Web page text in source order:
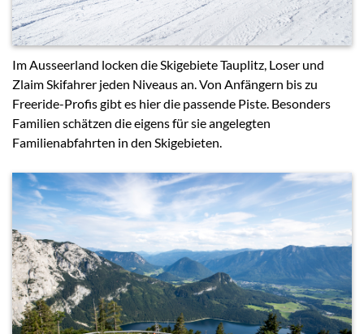
Im Ausseerland locken die Skigebiete Tauplitz, Loser und
Zlaim Skifahrer jeden Niveaus an. Von Anfängern bis zu
Freeride-Profis gibt es hier die passende Piste. Besonders
Familien schätzen die eigens für sie angelegten
Familienabfahrten in den Skigebieten.